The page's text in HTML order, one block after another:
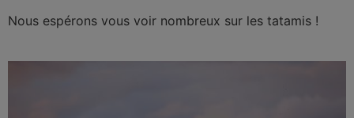
Nous espérons vous voir nombreux sur les tatamis !